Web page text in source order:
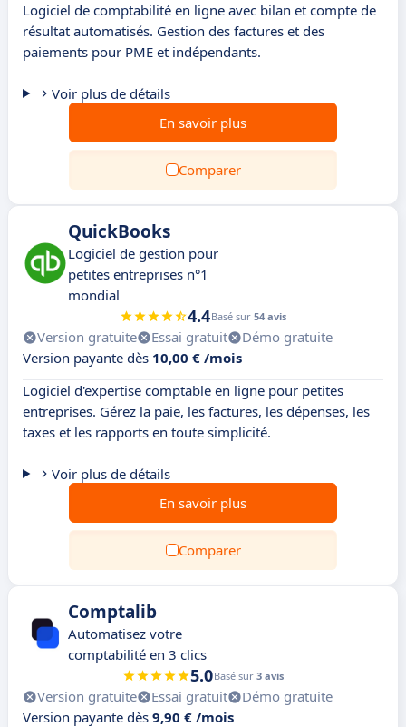
Logiciel de comptabilité en ligne avec bilan et compte de
résultat automatisés. Gestion des factures et des
paiements pour PME et indépendants.
Voir plus de détails
En savoir plus
Comparer
QuickBooks
Logiciel de gestion pour
petites entreprises n°1
mondial
4.4Basé sur 54 avis
Version gratuite Essai gratuit
Démo gratuite
Version payante dès 10,00 € /mois
Logiciel d'expertise comptable en ligne pour petites
entreprises. Gérez la paie, les factures, les dépenses, les
taxes et les rapports en toute simplicité.
Voir plus de détails
En savoir plus
Comparer
Comptalib
Automatisez votre
comptabilité en 3 clics
5.0Basé sur 3 avis
Version gratuite Essai gratuit
Démo gratuite
Version payante dès 9,90 € /mois